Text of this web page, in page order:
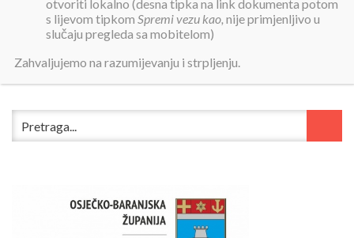
otvoriti lokalno (desna tipka na link dokumenta potom
s lijevom tipkom Spremi vezu kao, nije primjenljivo u
slučaju pregleda sa mobitelom)
Zahvaljujemo na razumijevanju i strpljenju.